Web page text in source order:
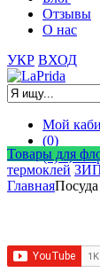
Отзывы
О нас
УКР ВХОД
Мой
(0)
(0) 0,00
Товары для
термоклей
ГлавнаяПосуда